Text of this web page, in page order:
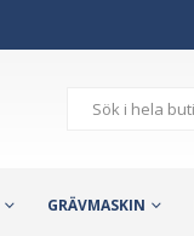
GRÄVMASKIN